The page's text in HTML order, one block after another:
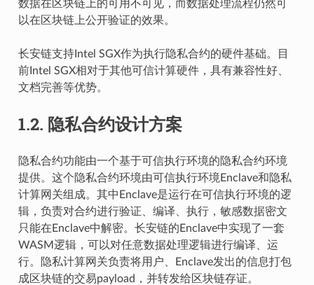
数据在区块链上的可用不可见，而数据处理流程仍然可
以在区块链上公开验证的效果。
长安链支持Intel SGX作为执行隐私合约的硬件基础。目
前Intel SGX相对于其他可信计算硬件，具有兼容性好、
文档完善等优势。
1.2. 隐私合约设计方案
隐私合约功能由一个基于可信执行环境的隐私合约环境
提供。这个隐私合约环境由可信执行环境Enclave和隐私
计算网关组成。其中Enclave是运行在可信执行环境的逻
辑，负责对合约进行验证、编译、执行，敏感数据密文
只能在Enclave中解密。长安链的Enclave中实现了一套
WASM逻辑，可以对任意数据处理逻辑进行编译、运
行。隐私计算网关负责将用户、Enclave发出的信息打包
成区块链的交易payload，并转发给区块链存证。